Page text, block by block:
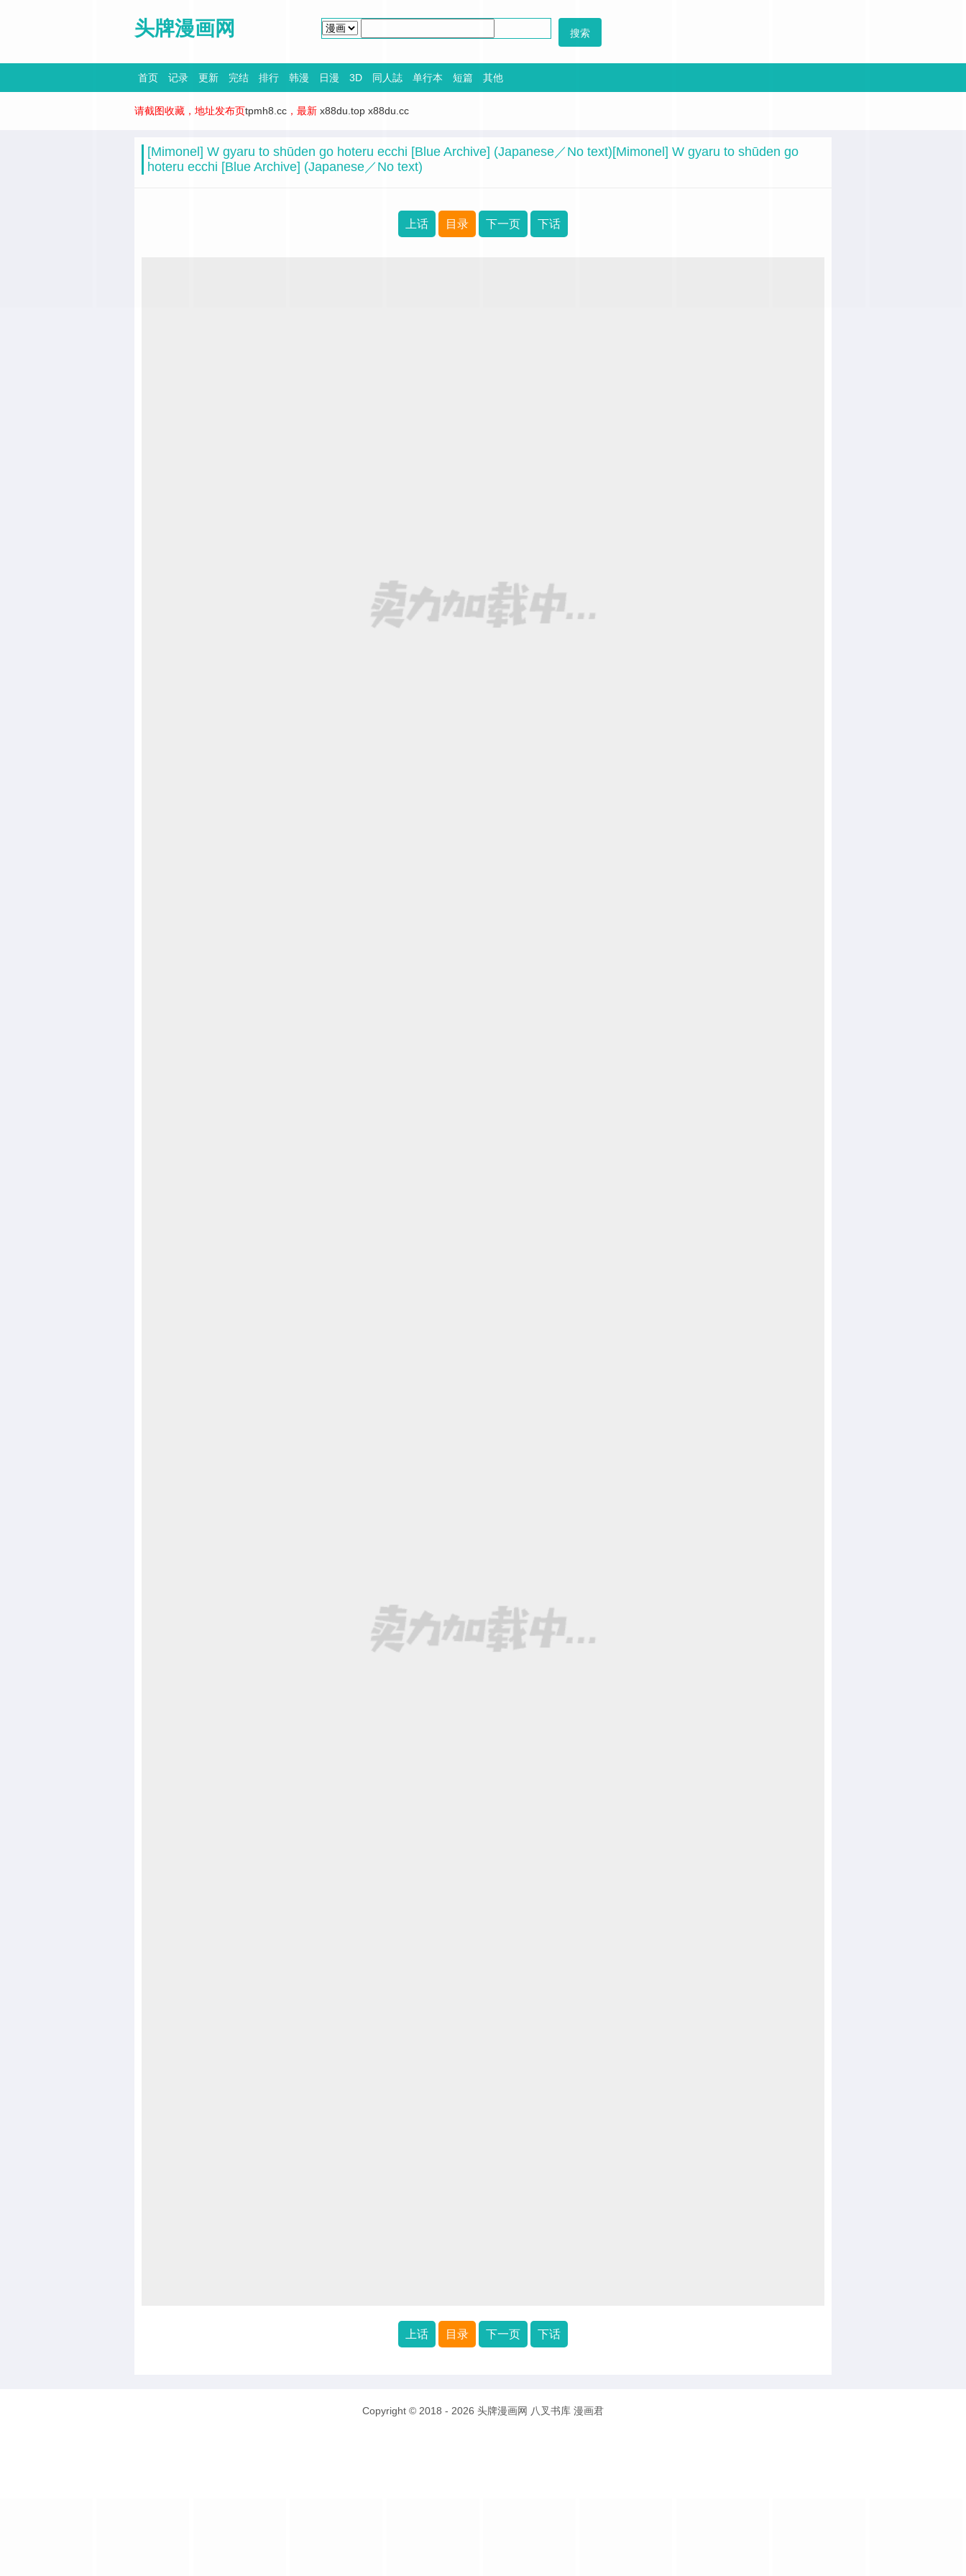
头牌漫画网
首页 记录 更新 完结 排行 韩漫 日漫 3D 同人誌 单行本 短篇 其他
请截图收藏，地址发布页tpmh8.cc ，最新 x88du.top x88du.cc
[Mimonel] W gyaru to shūden go hoteru ecchi [Blue Archive] (Japanese／No text)[Mimonel] W gyaru to shūden go
hoteru ecchi [Blue Archive] (Japanese／No text)
上话 目录 下一页 下话
上话 目录 下一页 下话
Copyright © 2018 - 2026 头牌漫画网 八叉书库 漫画君